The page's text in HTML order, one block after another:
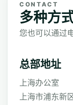
CONTACT
多种方
您也可以通过
总部地址
上海办公室
上海市浦东新